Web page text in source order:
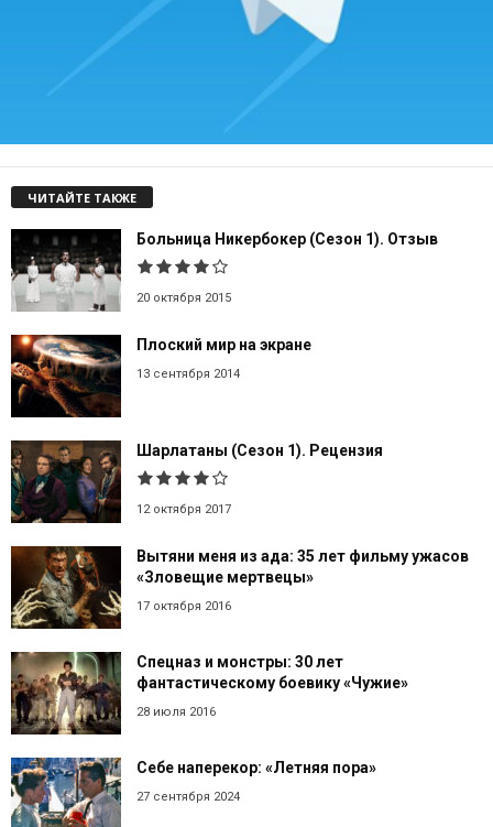
ЧИТАЙТЕ ТАКЖЕ
Больница Никербокер (Сезон 1). Отзыв
20 октября 2015
Плоский мир на экране
13 сентября 2014
Шарлатаны (Сезон 1). Рецензия
12 октября 2017
Вытяни меня из ада: 35 лет фильму ужасов
«Зловещие мертвецы»
17 октября 2016
Спецназ и монстры: 30 лет
фантастическому боевику «Чужие»
28 июля 2016
Себе наперекор: «Летняя пора»
27 сентября 2024